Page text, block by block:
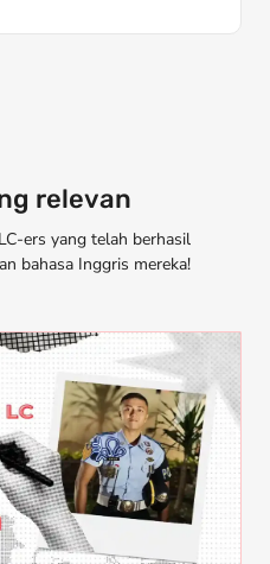
relevan
ers yang telah berhasil
bahasa Inggris mereka!